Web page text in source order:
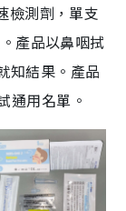
檢測劑，單支
產品以鼻咽拭
知結果。產品
通用名單。